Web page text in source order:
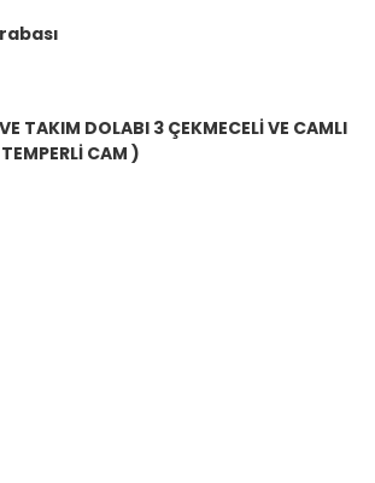
TAKIM DOLABI 3 ÇEKMECELİ VE CAMLI
CAM )